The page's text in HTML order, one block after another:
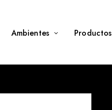
Ambientes Productos